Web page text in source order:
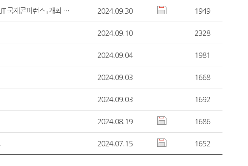
사법연수원-국제사법연수기구(IOJT) 공동주최 『제11회 IOJT 국제콘퍼런스』 개최 안내 2024.09.30 1949
2024.09.10 2328
2024.09.04 1981
2024.09.03 1668
2024.09.03 1692
2024.08.19 1686
2024.07.15 1652